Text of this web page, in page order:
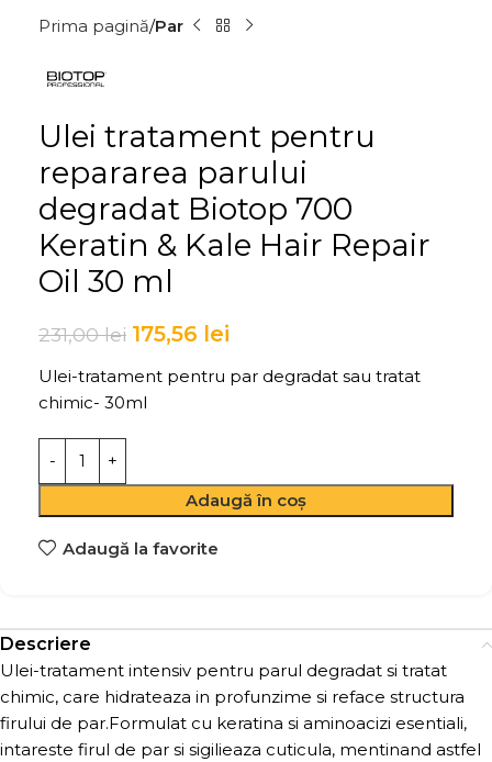
Prima pagină Par
Ulei tratament pentru
repararea parului
degradat Biotop 700
Keratin & Kale Hair Repair
Oil 30 ml
231,00lei 175,56 lei
Ulei-tratament pentru par degradat sau tratat
chimic- 30ml
Adaugă în coș
Adaugă la favorite
Descriere
Ulei-tratament intensiv pentru parul degradat si tratat
chimic, care hidrateaza in profunzime si reface structura
firului de par.Formulat cu keratina si aminoacizi esentiali,
intareste firul de par si sigilieaza cuticula, mentinand astfel